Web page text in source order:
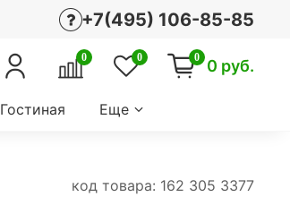
+7(495) 106-85-85
0 0 0 0 руб.
Гостиная Еще
код товара: 162 305 3377